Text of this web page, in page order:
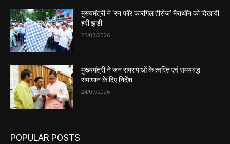
मुख्यमंत्री ने ‘रन फॉर कारगिल हीरोज’ मैराथॉन को दिखायी
हरी झंडी
25/07/2026
मुख्यमंत्री ने जन समस्याओं के त्वरित एवं समयबद्ध
समाधान के दिए निर्देश
24/07/2026
POPULAR POSTS